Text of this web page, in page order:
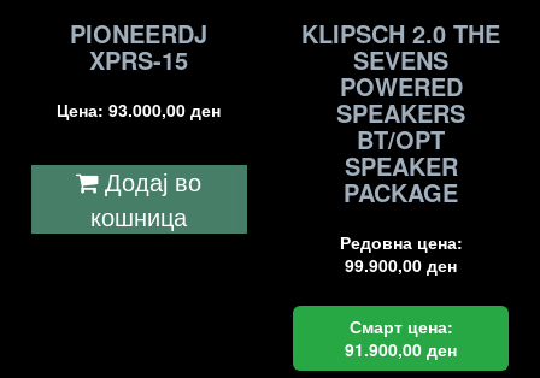
PIONEERDJ
XPRS-15
Цена:93.000,00ден
Додај во
кошница
KLIPSCH 2.0 THE
SEVENS
POWERED
SPEAKERS
BT/OPT
SPEAKER
PACKAGE
Редовна цена:
99.900,00ден
Смарт цена:
91.900,00ден